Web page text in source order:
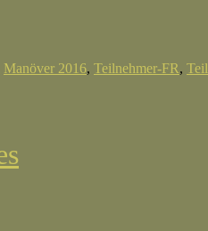
Manöver 2016, Teilnehmer-FR,